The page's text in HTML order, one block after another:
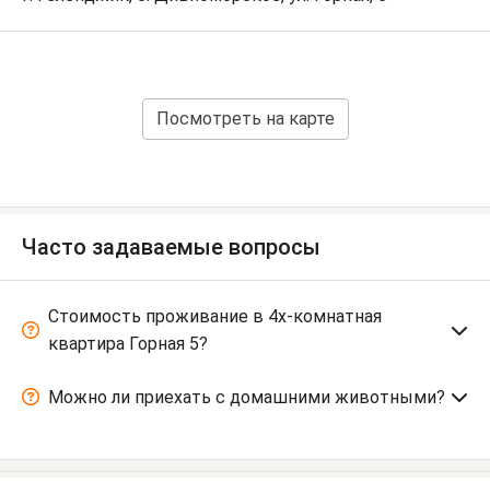
Посмотреть на карте
Часто задаваемые вопросы
Стоимость проживание в 4х-комнатная
квартира Горная 5?
Можно ли приехать с домашними животными?